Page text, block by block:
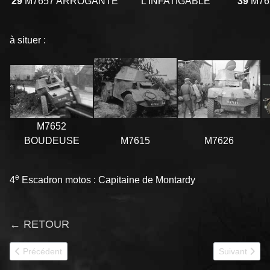
à situer :
M7652
BOUDEUSE
M7615 M7626
4e Escadron motos : Capitaine de Montardy
← RETOUR
Article précédent : P178 12e RC
Précédent Article
Suivant